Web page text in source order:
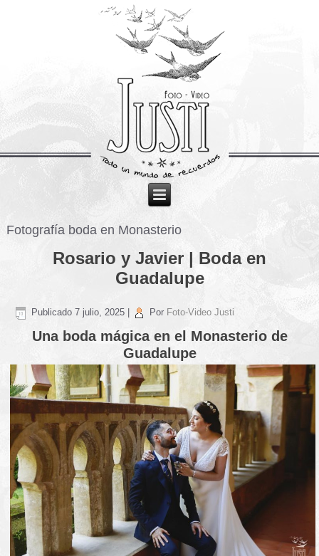
Fotografía boda en Monasterio
Rosario y Javier | Boda en
Guadalupe
Publicado 7 julio, 2025 Por Foto-Video Justi
Una boda mágica en el Monasterio de
Guadalupe